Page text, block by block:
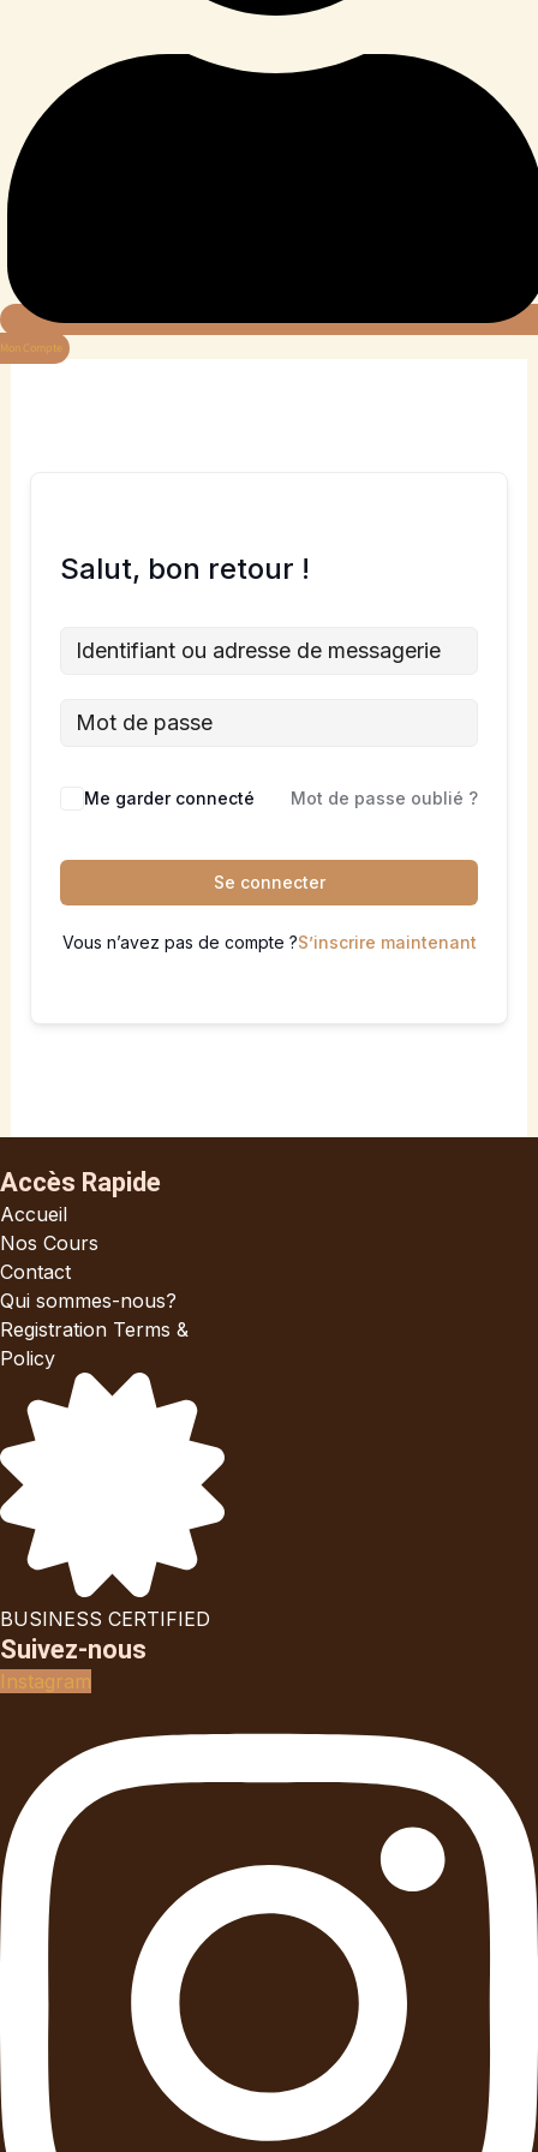
Mon Compte
Salut, bon retour !
Me garder connecté Mot de passe oublié ?
Se connecter
Vous n’avez pas de compte ?S’inscrire maintenant
Accès Rapide
Accueil
Nos Cours
Contact
Qui sommes-nous?
Registration Terms &
Policy
BUSINESS CERTIFIED
Suivez-nous
Instagram